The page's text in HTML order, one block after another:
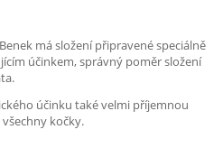
má složení připravené speciálně
účinkem, správný poměr složení
účinku také velmi příjemnou
kočky.